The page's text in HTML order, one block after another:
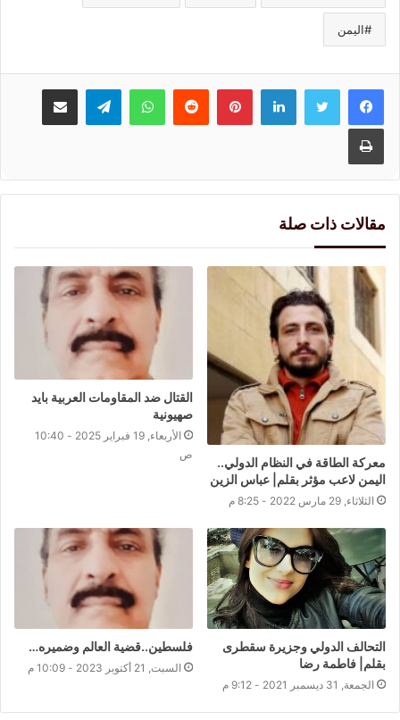
اليمن
لينكدإنبينتيريست واتسابتيلقرام مشاركة عبر البريد
طباعة
مقالات ذات صلة
معركة الطاقة في النظام الدولي..
اليمن لاعب مؤثر بقلم| عباس الزين
الثلاثاء, 29 مارس 2022 - 8:25 م
القتال ضد المقاومات العربية بايد
صهيونية
الأربعاء, 19 فبراير 2025 - 10:40
ص
التحالف الدولي وجزيرة سقطرى
بقلم| فاطمة رضا
الجمعة, 31 ديسمبر 2021 - 9:12 م
فلسطين..قضية العالم وضميره…
السبت, 21 أكتوبر 2023 - 10:09 م